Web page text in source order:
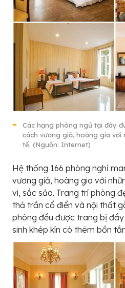
Các hạng phòng ngủ tại đây
cách vương giả, hoàng gia với
tế. (Nguồn: Internet)
Hệ thống 166 phòng nghỉ
vương giả, hoàng gia với
vi, sắc sảo. Trang trí phòng
thả trần cổ điển và nội thất
phòng đều được trang bị
sinh khép kín có thêm bồn